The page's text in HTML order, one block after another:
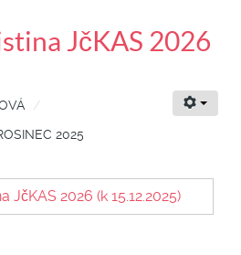
JčKAS 2026
2025
JčKAS 2026 (k 15.12.2025)